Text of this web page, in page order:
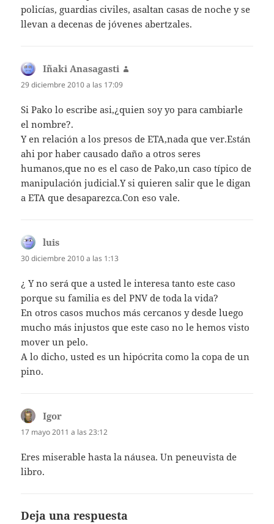
policías, guardias civiles, asaltan casas de noche y se
llevan a decenas de jóvenes abertzales.
Iñaki Anasagasti
29 diciembre 2010 a las 17:09
Si Pako lo escribe asi,¿quien soy yo para cambiarle
el nombre?.
Y en relación a los presos de ETA,nada que ver.Están
ahi por haber causado daño a otros seres
humanos,que no es el caso de Pako,un caso típico de
manipulación judicial.Y si quieren salir que le digan
a ETA que desaparezca.Con eso vale.
luis
30 diciembre 2010 a las 1:13
¿ Y no será que a usted le interesa tanto este caso
porque su familia es del PNV de toda la vida?
En otros casos muchos más cercanos y desde luego
mucho más injustos que este caso no le hemos visto
mover un pelo.
A lo dicho, usted es un hipócrita como la copa de un
pino.
Igor
17 mayo 2011 a las 23:12
Eres miserable hasta la náusea. Un peneuvista de
libro.
Deja una respuesta